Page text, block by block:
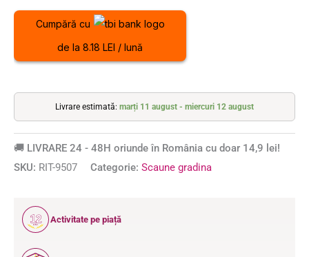
Cumpără cu
de la 8.18 LEI / lună
Livrare estimată: marți 11 august - miercuri 12 august
🚚 LIVRARE 24 - 48H oriunde în România cu doar 14,9 lei!
SKU: RIT-9507 Categorie: Scaune gradina
12
ANI
Activitate pe piață